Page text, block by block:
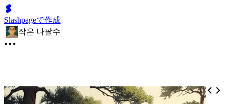
Slashpageで作成
작은 나팔수